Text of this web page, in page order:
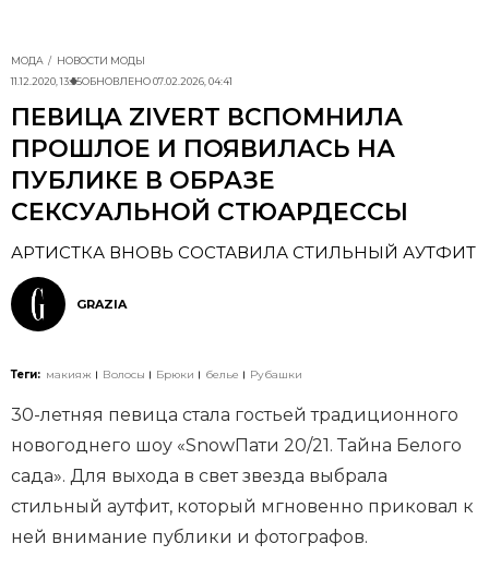
МОДА
НОВОСТИ МОДЫ
11.12.2020, 13:55ОБНОВЛЕНО07.02.2026, 04:41
ПЕВИЦА ZIVERT ВСПОМНИЛА
ПРОШЛОЕ И ПОЯВИЛАСЬ НА
ПУБЛИКЕ В ОБРАЗЕ
СЕКСУАЛЬНОЙ СТЮАРДЕССЫ
АРТИСТКА ВНОВЬ СОСТАВИЛА СТИЛЬНЫЙ АУТФИТ
GRAZIA
Теги: макияж Волосы Брюки белье Рубашки
30-летняя певица стала гостьей традиционного
новогоднего шоу «SnowПати 20/21. Тайна Белого
сада». Для выхода в свет звезда выбрала
стильный аутфит, который мгновенно приковал к
ней внимание публики и фотографов.